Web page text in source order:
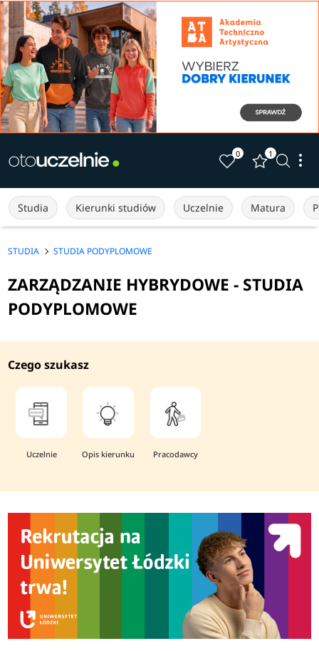
0 1
Studia Kierunki studiów Uczelnie Matura
STUDIA STUDIA PODYPLOMOWE
ZARZĄDZANIE HYBRYDOWE - STUDIA
PODYPLOMOWE
Czego szukasz
Uczelnie Opis kierunku Pracodawcy